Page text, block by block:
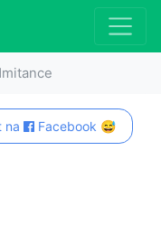
na Facebook 😅